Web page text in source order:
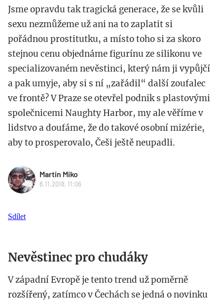
Jsme opravdu tak tragická generace, že se kvůli
sexu nezmůžeme už ani na to zaplatit si
pořádnou prostitutku, a místo toho si za skoro
stejnou cenu objednáme figurínu ze silikonu ve
specializovaném nevěstinci, který nám ji vypůjčí
a pak umyje, aby si s ní „zařádil“ další zoufalec
ve frontě? V Praze se otevřel podnik s plastovými
společnicemi Naughty Harbor, my ale věříme v
lidstvo a doufáme, že do takové osobní mizérie,
aby to prosperovalo, Češi ještě neupadli.
Martin Miko
8.11.2018, 11:06
Sdílet
Nevěstinec pro chudáky
V západní Evropě je tento trend už poměrně
rozšířený, zatímco v Čechách se jedná o novinku